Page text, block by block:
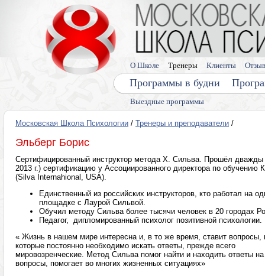
Выездные программы
Программы в будни
О Школе Тренеры Клиенты
Московская Школа Психологии / Тренеры и преподаватели /
Эльберг Борис
Сертифицированный инструктор метода Х. Сильва. Прошёл дважды
2013 г.) сертификацию у Ассоциированного директора по обучению
(Silva Internahional, USA).
Единственный из российских инструкторов, кто работал на
площадке с Лаурой Сильвой.
Обучил методу Сильва более тысячи человек в 20 городах
Педагог, дипломированный психолог позитивной психологии.
« Жизнь в нашем мире интересна и, в то же время, ставит вопросы,
которые постоянно необходимо искать ответы, прежде всего
мировозренческие. Метод Сильва помог найти и находить ответы
вопросы, помогает во многих жизненных ситуациях»